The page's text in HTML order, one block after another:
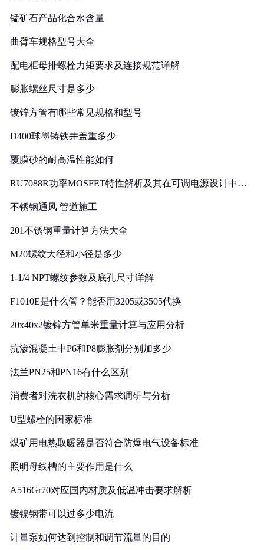
锰矿石产品化合水含量
曲臂车规格型号大全
配电柜母排螺栓力矩要求及连接规范详解
膨胀螺丝尺寸是多少
镀锌方管有哪些常见规格和型号
D400球墨铸铁井盖重多少
覆膜砂的耐高温性能如何
RU7088R功率MOSFET特性解析及其在可调电源设计中的
不锈钢通风 管道施工
201不锈钢重量计算方法大全
M20螺纹大径和小径是多少
1-1/4 NPT螺纹参数及底孔尺寸详解
F1010E是什么管？能否用3205或3505代换
20x40x2镀锌方管单米重量计算与应用分析
抗渗混凝土中P6和P8膨胀剂分别加多少
法兰PN25和PN16有什么区别
消费者对洗衣机的核心需求调研与分析
U型螺栓的国家标准
煤矿用电热取暖器是否符合防爆电气设备标准
照明母线槽的主要作用是什么
A516Gr70对应国内材质及低温冲击要求解析
镀镍钢带可以过多少电流
计量泵如何达到控制和调节流量的目的